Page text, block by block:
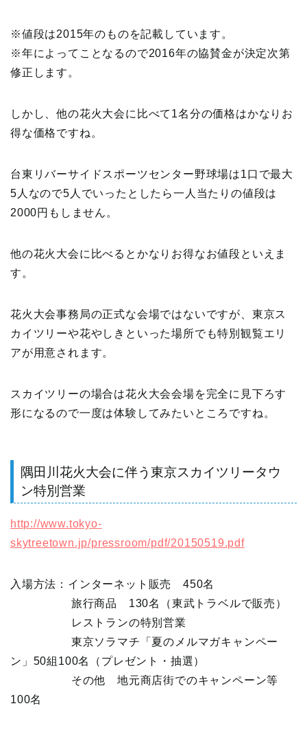
※値段は2015年のものを記載しています。
※年によってことなるので2016年の協賛金が決定次第
修正します。
しかし、他の花火大会に比べて1名分の価格はかなりお
得な価格ですね。
台東リバーサイドスポーツセンター野球場は1口で最大
5人なので5人でいったとしたら一人当たりの値段は
2000円もしません。
他の花火大会に比べるとかなりお得なお値段といえま
す。
花火大会事務局の正式な会場ではないですが、東京ス
カイツリーや花やしきといった場所でも特別観覧エリ
アが用意されます。
スカイツリーの場合は花火大会会場を完全に見下ろす
形になるので一度は体験してみたいところですね。
隅田川花火大会に伴う東京スカイツリータウ
ン特別営業
http://www.tokyo-
skytreetown.jp/pressroom/pdf/20150519.pdf
入場方法：インターネット販売 450名
旅行商品 130名（東武トラベルで販売）
レストランの特別営業
東京ソラマチ「夏のメルマガキャンペー
ン」50組100名（プレゼント・抽選）
その他 地元商店街でのキャンペーン等
100名